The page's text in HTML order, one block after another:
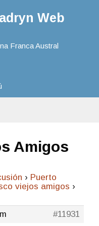
Web
Franca Austral
Amigos
› Puerto
viejos amigos ›
#11931